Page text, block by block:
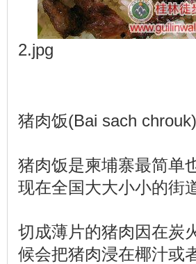
2.jpg
猪肉饭(Bai sach chrouk)
猪肉饭是柬埔寨最简单
现在全国大大小小的街
切成薄片的猪肉因在炭
候会把猪肉浸在椰汁或